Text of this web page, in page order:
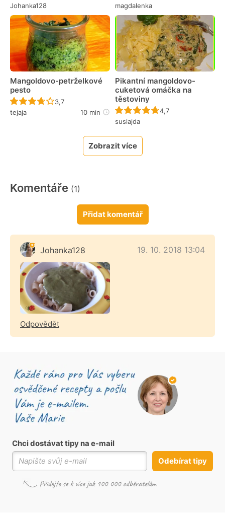
Johanka128 magdalenka
Mangoldovo-petrželkové
pesto
Recept ještě nebyl hodnocen
3,7
tejaja
10 min
Pikantní mangoldovo-
cuketová omáčka na
těstoviny
Recept ještě nebyl
4,7
suslajda
Zobrazit více
Komentáře (1)
Přidat komentář
Johanka128 19. 10. 2018 13:04
Odpovědět
Chci dostávat tipy na e-mail
Odebírat tipy